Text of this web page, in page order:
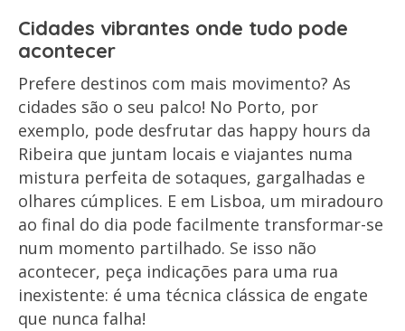
Cidades vibrantes onde tudo pode
acontecer
Prefere destinos com mais movimento? As
cidades são o seu palco! No Porto, por
exemplo, pode desfrutar das happy hours da
Ribeira que juntam locais e viajantes numa
mistura perfeita de sotaques, gargalhadas e
olhares cúmplices. E em Lisboa, um miradouro
ao final do dia pode facilmente transformar-se
num momento partilhado. Se isso não
acontecer, peça indicações para uma rua
inexistente: é uma técnica clássica de engate
que nunca falha!